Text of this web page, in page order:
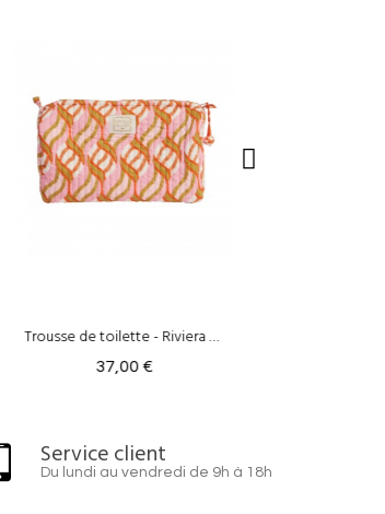
37,00 €
Service client
Du lundi au vendredi de 9h à 18h